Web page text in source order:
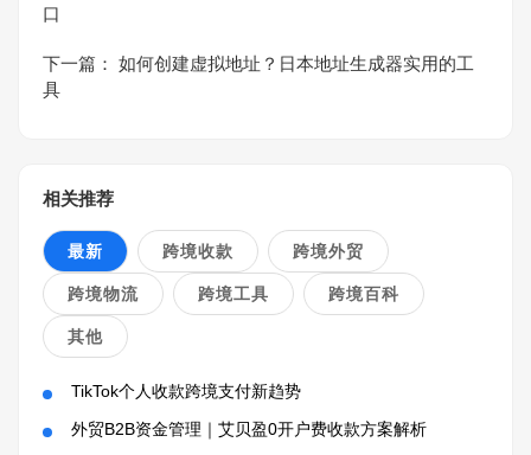
口
下一篇： 如何创建虚拟地址？日本地址生成器实用的工
具
相关推荐
最新 跨境收款 跨境外贸
跨境物流 跨境工具 跨境百科
其他
TikTok个人收款跨境支付新趋势
外贸B2B资金管理｜艾贝盈0开户费收款方案解析